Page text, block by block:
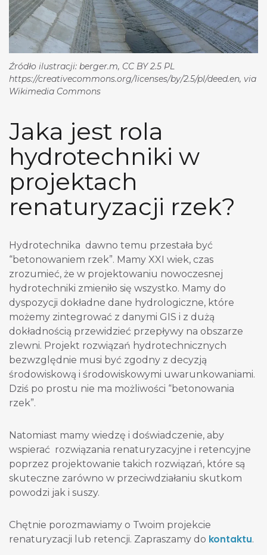
Źródło ilustracji: berger.m, CC BY 2.5 PL
https://creativecommons.org/licenses/by/2.5/pl/deed.en, via
Wikimedia Commons
Jaka jest rola
hydrotechniki w
projektach
renaturyzacji rzek?
Hydrotechnika dawno temu przestała być
“betonowaniem rzek”. Mamy XXI wiek, czas
zrozumieć, że w projektowaniu nowoczesnej
hydrotechniki zmieniło się wszystko. Mamy do
dyspozycji dokładne dane hydrologiczne, które
możemy zintegrować z danymi GIS i z dużą
dokładnością przewidzieć przepływy na obszarze
zlewni. Projekt rozwiązań hydrotechnicznych
bezwzględnie musi być zgodny z decyzją
środowiskową i środowiskowymi uwarunkowaniami.
Dziś po prostu nie ma możliwości “betonowania
rzek”.
Natomiast mamy wiedzę i doświadczenie, aby
wspierać rozwiązania renaturyzacyjne i retencyjne
poprzez projektowanie takich rozwiązań, które są
skuteczne zarówno w przeciwdziałaniu skutkom
powodzi jak i suszy.
Chętnie porozmawiamy o Twoim projekcie
renaturyzacji lub retencji. Zapraszamy do kontaktu.